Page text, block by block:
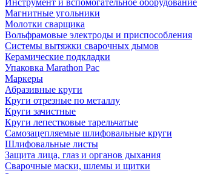
Инструмент и вспомогательное оборудование
Магнитные угольники
Молотки сварщика
Вольфрамовые электроды и приспособления
Системы вытяжки сварочных дымов
Керамические подкладки
Упаковка Marathon Pac
Маркеры
Абразивные круги
Круги отрезные по металлу
Круги зачистные
Круги лепестковые тарельчатые
Самозацепляемые шлифовальные круги
Шлифовальные листы
Защита лица, глаз и органов дыхания
Сварочные маски, шлемы и щитки